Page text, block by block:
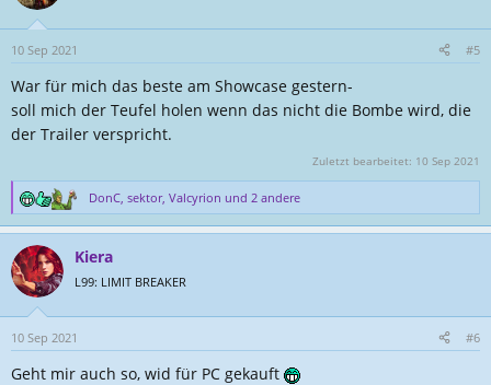
i
o
n
n
10 Sep 2021 #5
War für mich das beste am Showcase gestern-
soll mich der Teufel holen wenn das nicht die Bombe wird, die
der Trailer verspricht.
Zuletzt bearbeitet: 10 Sep 2021
R
e
k
t
i
o
n
e
n
DonC sektor, Valcyrion und 2 andere
Kiera
L99: LIMIT BREAKER
10 Sep 2021 #6
Geht mir auch so, wid für PC gekauft